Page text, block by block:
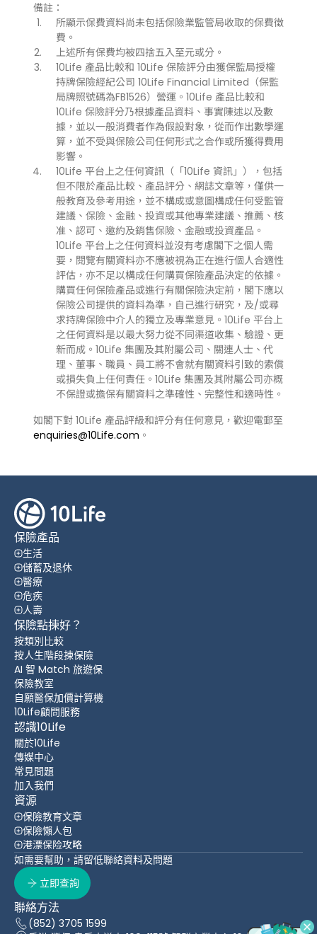
備註：
所顯示保費資料尚未包括保險業監管局收取的保費徵
費。
上述所有保費均被四捨五入至元或分。
10Life 產品比較和 10Life 保險評分由獲保監局授權
持牌保險經紀公司 10Life Financial Limited（保監
局牌照號碼為FB1526）營運。10Life 產品比較和
10Life 保險評分乃根據產品資料、事實陳述以及數
據，並以一般消費者作為假設對象，從而作出數學運
算，並不受與保險公司任何形式之合作或所獲得費用
影響。
10Life 平台上之任何資訊（「10Life 資訊」），包括
但不限於產品比較、產品評分、網誌文章等，僅供一
般教育及參考用途，並不構成或意圖構成任何受監管
建議、保險、金融、投資或其他專業建議、推薦、核
准、認可、邀約及銷售保險、金融或投資產品。
10Life 平台上之任何資料並沒有考慮閣下之個人需
要，閱覽有關資料亦不應被視為正在進行個人合適性
評估，亦不足以構成任何購買保險產品決定的依據。
購買任何保險產品或進行有關保險決定前，閣下應以
保險公司提供的資料為準，自己進行研究，及/或尋
求持牌保險中介人的獨立及專業意見。10Life 平台上
之任何資料是以最大努力從不同渠道收集、驗證、更
新而成。10Life 集團及其附屬公司、關連人士、代
理、董事、職員、員工將不會就有關資料引致的索償
或損失負上任何責任。10Life 集團及其附屬公司亦概
不保證或擔保有關資料之準確性、完整性和適時性。
如閣下對 10Life 產品評級和評分有任何意見，歡迎電郵至
enquiries@10Life.com 。
保險產品
生活
儲蓄及退休
醫療
危疾
人壽
保險點揀好？
按類別比較
按人生階段揀保險
AI 智 Match 旅遊保
保險教室
自願醫保加價計算機
10Life顧問服務
認識10Life
關於10Life
傳媒中心
常見問題
加入我們
資源
保險教育文章
保險懶人包
港漂保险攻略
如需要幫助，請留低聯絡資料及問題
立即查詢
聯絡方法
(852) 3705 1599